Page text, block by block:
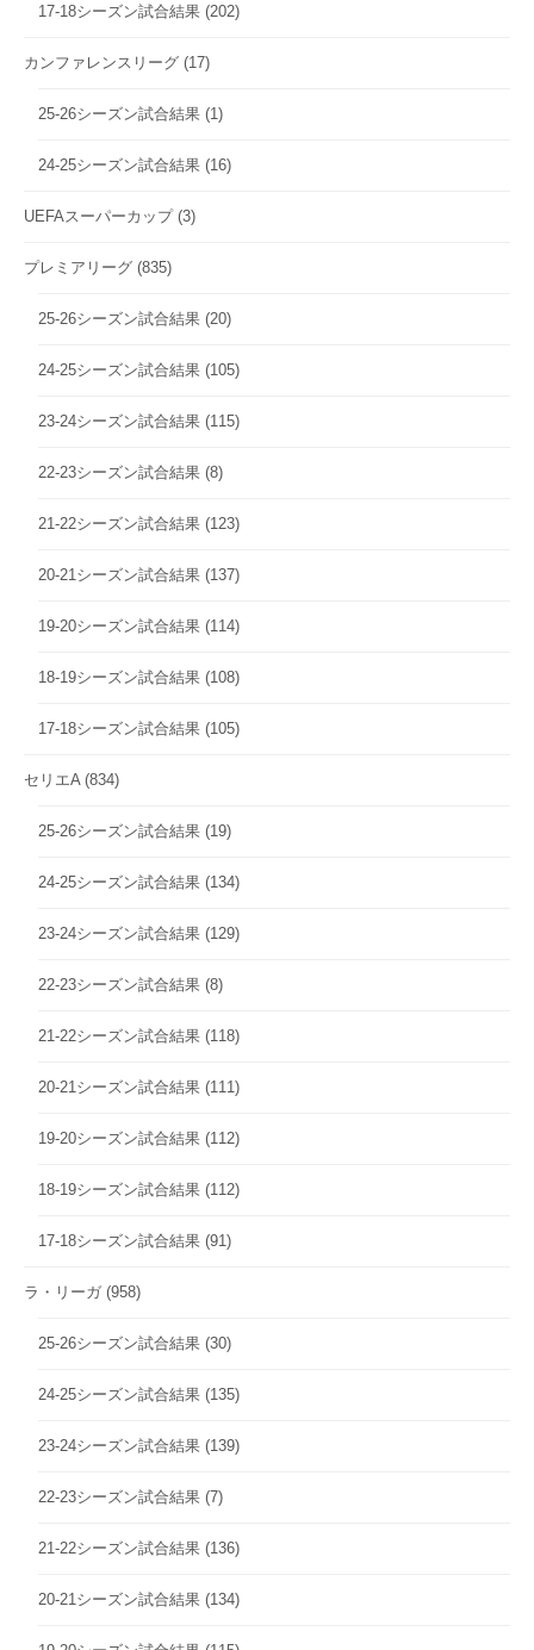
17-18シーズン試合結果 (202)
カンファレンスリーグ (17)
25-26シーズン試合結果 (1)
24-25シーズン試合結果 (16)
UEFAスーパーカップ(3)
プレミアリーグ (835)
25-26シーズン試合結果 (20)
24-25シーズン試合結果 (105)
23-24シーズン試合結果 (115)
22-23シーズン試合結果 (8)
21-22シーズン試合結果 (123)
20-21シーズン試合結果 (137)
19-20シーズン試合結果 (114)
18-19シーズン試合結果 (108)
17-18シーズン試合結果 (105)
セリエA (834)
25-26シーズン試合結果 (19)
24-25シーズン試合結果 (134)
23-24シーズン試合結果 (129)
22-23シーズン試合結果 (8)
21-22シーズン試合結果 (118)
20-21シーズン試合結果 (111)
19-20シーズン試合結果 (112)
18-19シーズン試合結果 (112)
17-18シーズン試合結果 (91)
ラ・リーガ (958)
25-26シーズン試合結果 (30)
24-25シーズン試合結果 (135)
23-24シーズン試合結果 (139)
22-23シーズン試合結果 (7)
21-22シーズン試合結果 (136)
20-21シーズン試合結果 (134)